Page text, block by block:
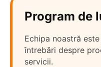
Program de
Echipa noastră
întrebări despre
servicii.